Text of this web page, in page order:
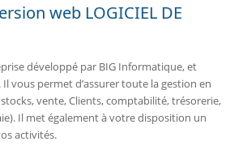
web LOGICIEL DE
développé par BIG Informatique, et
vous permet d’assurer toute la gestion en
vente, Clients, comptabilité, trésorerie,
Il met également à votre disposition un
activités.